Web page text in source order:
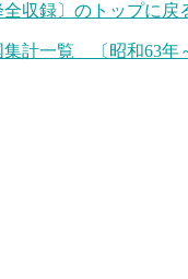
収録〕のトップに戻
計一覧 〔昭和63年